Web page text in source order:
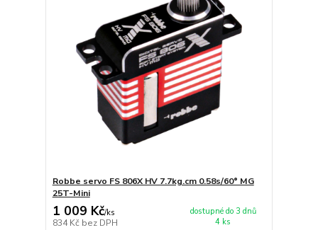
Robbe servo FS 806X HV 7.7kg.cm 0.58s/60° MG
25T-Mini
1 009 Kč/ks
834 Kč bez DPH
dostupné do 3 dnů
4 ks